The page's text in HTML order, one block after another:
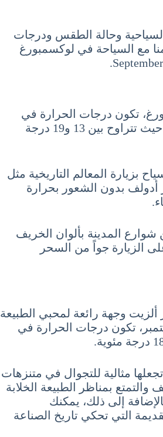
وحالة الطقس ودرجات
مع السياحة في لوكسمبورغ
تكون درجات الحرارة في
شهر سبتمبر معتدلة، حيث تتراوح بين 13 و19 درجة
بزيارة المعالم التاريخية مثل
أدولف بدون الشعور بحرارة
شوارع المدينة بألوان الخريف
الزيارة جواً من السحر
وجهة رائعة لمحبي الطبيعة
تكون درجات الحرارة في
مثالية للتجوال في متنزهات
والتمتع بمناظر الطبيعة الخلابة
إلى ذلك، يمكنك
التي تحكي تاريخ الصناعة